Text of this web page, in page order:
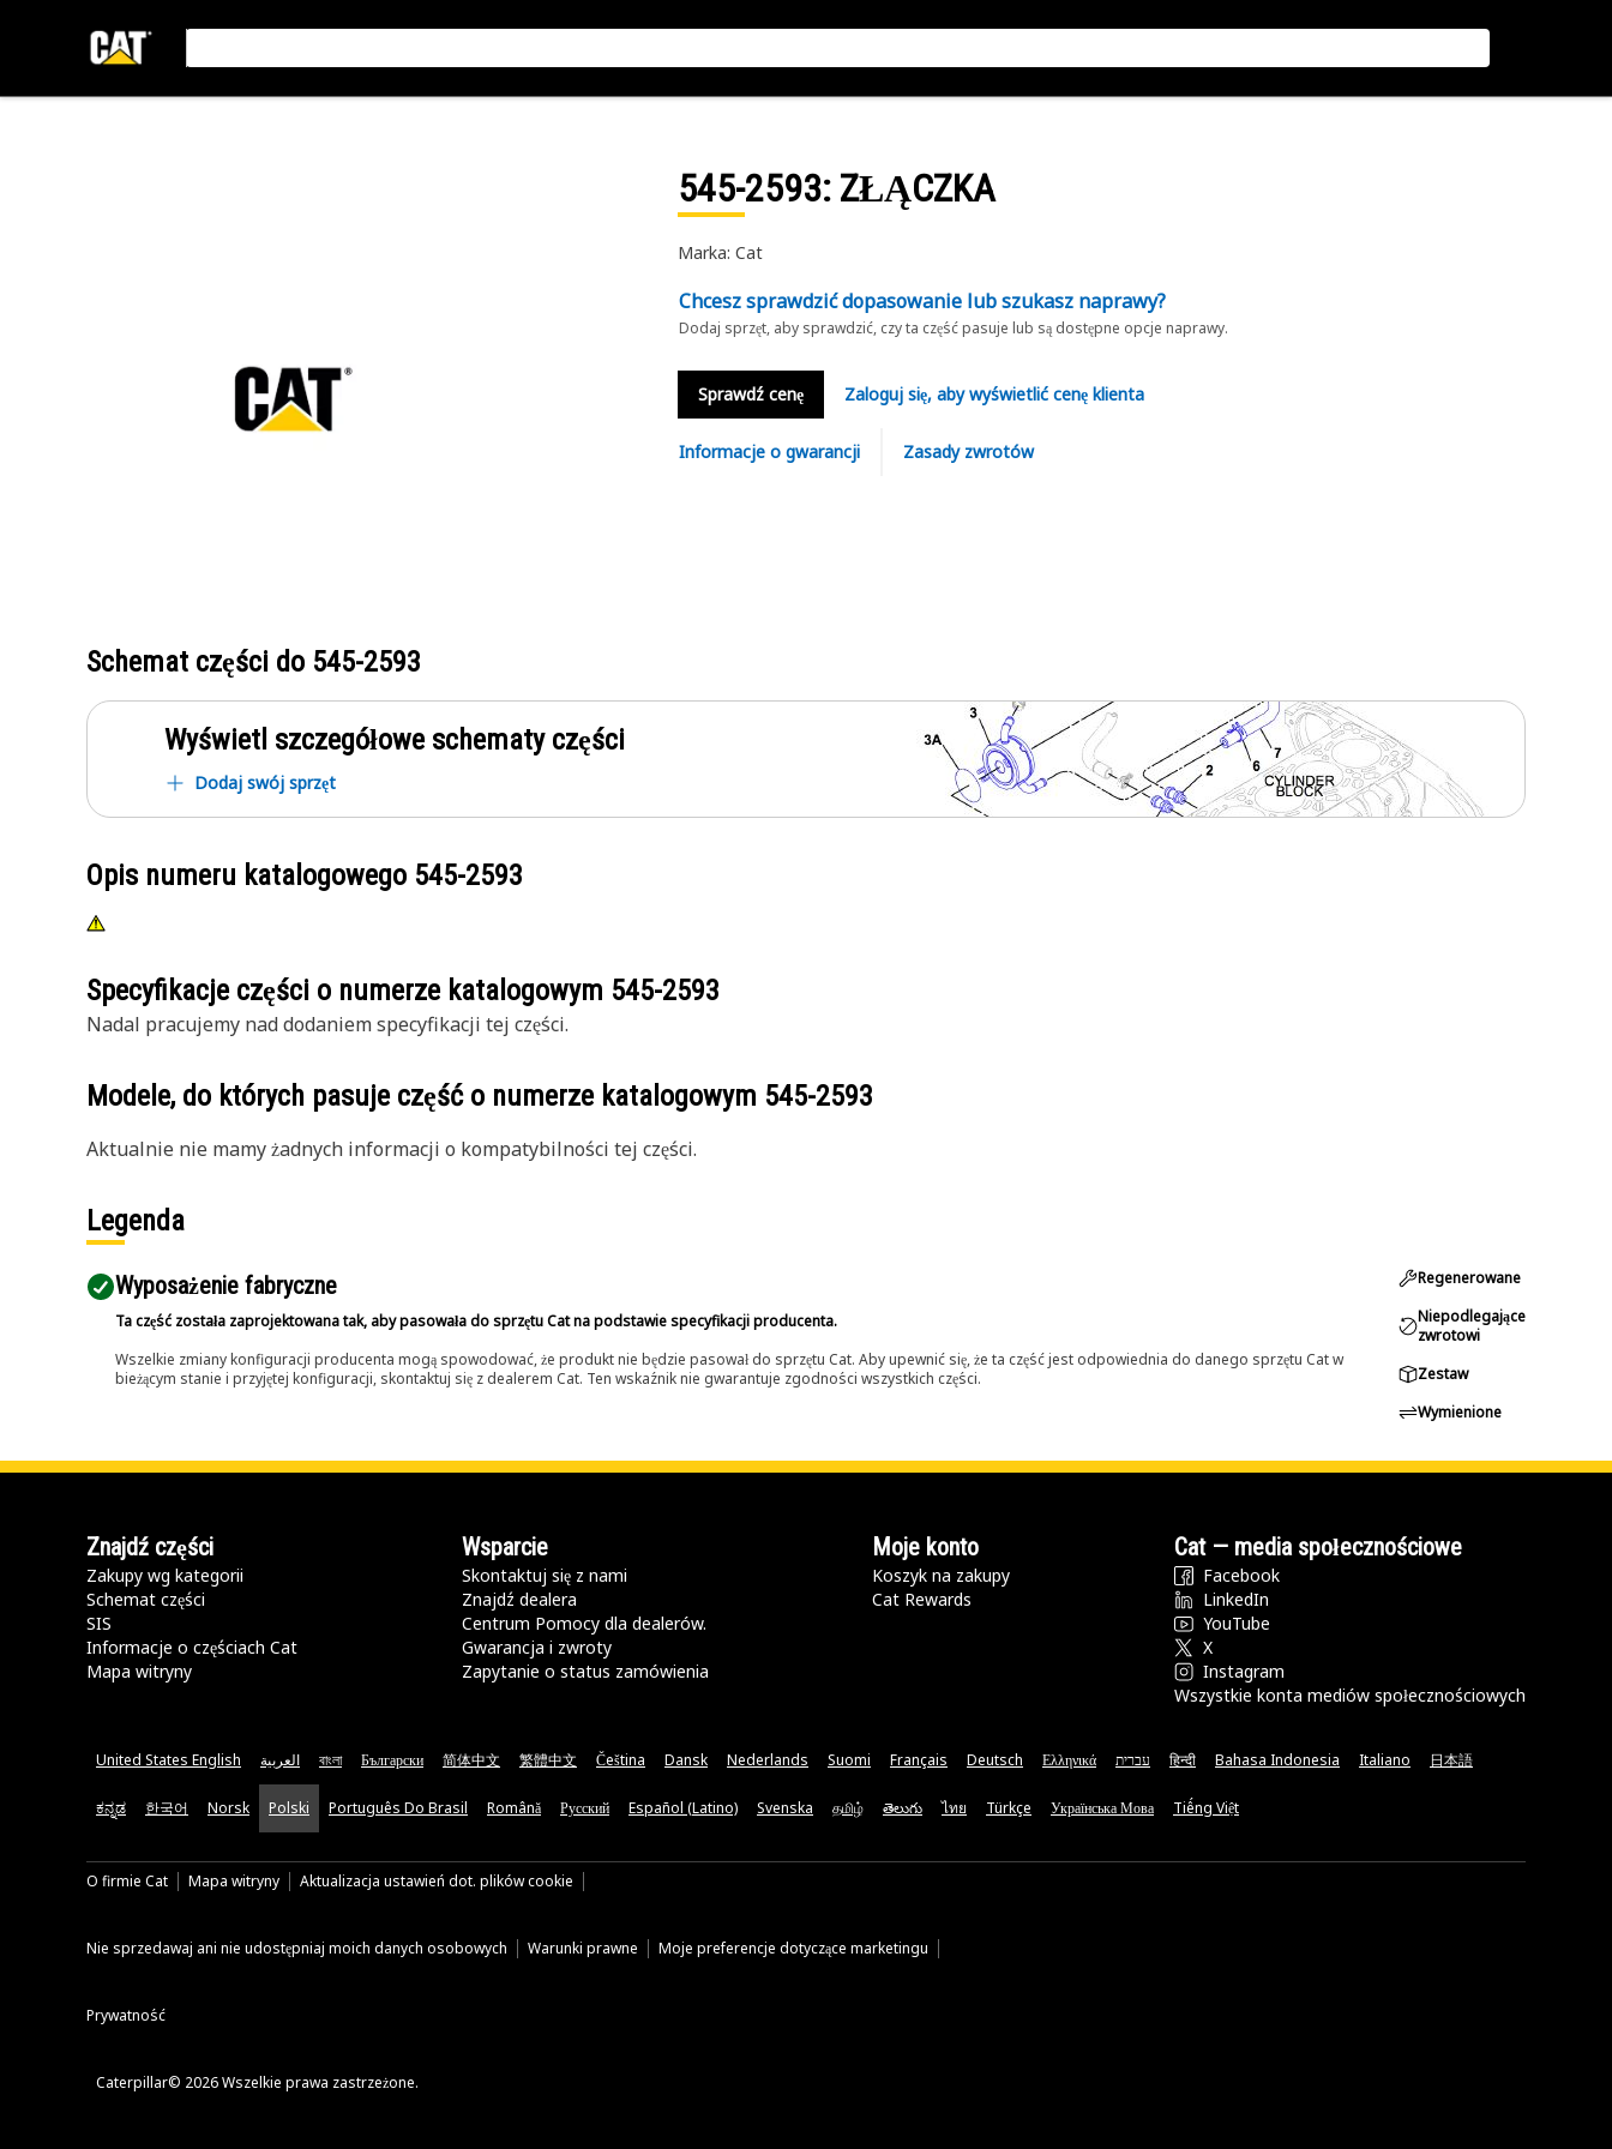
545-2593: ZŁĄCZKA
Marka: Cat
Chcesz sprawdzić dopasowanie lub szukasz naprawy?
Dodaj sprzęt, aby sprawdzić, czy ta część pasuje lub są dostępne opcje naprawy.
Sprawdź cenę Zaloguj się, aby wyświetlić cenę klienta
Informacje o gwarancji Zasady zwrotów
Schemat części do 545-2593
Wyświetl szczegółowe schematy części
Dodaj swój sprzęt
Opis numeru katalogowego 545-2593
Specyfikacje części o numerze katalogowym 545-2593
Nadal pracujemy nad dodaniem specyfikacji tej części.
Modele, do których pasuje część o numerze katalogowym 545-2593
Aktualnie nie mamy żadnych informacji o kompatybilności tej części.
Legenda
Wyposażenie fabryczne
Ta część została zaprojektowana tak, aby pasowała do sprzętu Cat na podstawie specyfikacji producenta.
Wszelkie zmiany konfiguracji producenta mogą spowodować, że produkt nie będzie pasował do sprzętu Cat. Aby upewnić się, że ta część jest odpowiednia do danego sprzętu Cat w
bieżącym stanie i przyjętej konfiguracji, skontaktuj się z dealerem Cat. Ten wskaźnik nie gwarantuje zgodności wszystkich części.
Regenerowane
Niepodlegające
zwrotowi
Zestaw
Wymienione
Znajdź części
Zakupy wg kategorii
Schemat części
SIS
Informacje o częściach Cat
Mapa witryny
Wsparcie
Skontaktuj się z nami
Znajdź dealera
Centrum Pomocy dla dealerów.
Gwarancja i zwroty
Zapytanie o status zamówienia
Moje konto
Koszyk na zakupy
Cat Rewards
Cat — media społecznościowe
Facebook
LinkedIn
YouTube
X
Instagram
Wszystkie konta mediów społecznościowych
United States English العربية বাংলা Български 简体中文 繁體中文 Čeština Dansk Nederlands Suomi Français Deutsch Ελληνικά עברית हिन्दी Bahasa Indonesia Italiano 日本語
ಕನ್ನಡ 한국어 Norsk Polski Português Do Brasil Română Русский Español (Latino) Svenska தமிழ் తెలుగు ไทย Türkçe Українська Мова Tiếng Việt
O firmie Cat Mapa witryny Aktualizacja ustawień dot. plików cookie
Nie sprzedawaj ani nie udostępniaj moich danych osobowych Warunki prawne Moje preferencje dotyczące marketingu
Prywatność
Caterpillar© 2026 Wszelkie prawa zastrzeżone.